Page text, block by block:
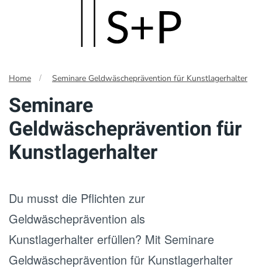
main
content
Home Seminare Geldwäscheprävention für Kunstlagerhalter
Seminare
Geldwäscheprävention für
Kunstlagerhalter
Du musst die Pflichten zur
Geldwäscheprävention als
Kunstlagerhalter erfüllen? Mit Seminare
Geldwäscheprävention für Kunstlagerhalter